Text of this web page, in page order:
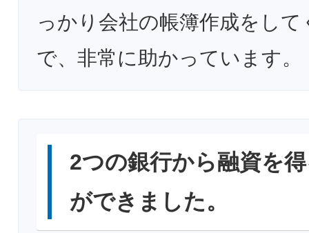
っかり会社の帳簿作成をして
で、非常に助かっています。
2つの銀行から融資を
ができました。